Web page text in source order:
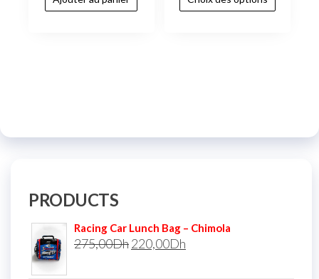
PRODUCTS
Racing Car Lunch Bag – Chimola
275,00Dh220,00Dh